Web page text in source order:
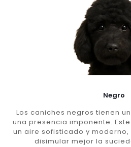
Negro
Los caniches negros tienen
una presencia imponente.
un aire sofisticado y
disimular mejor la